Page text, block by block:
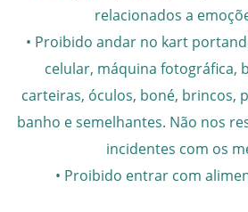
relacionados a
• Proibido andar no kart
celular, máquina fotográfica,
carteiras, óculos, boné, brincos,
banho e semelhantes. Não nos
incidentes com os
• Proibido entrar com